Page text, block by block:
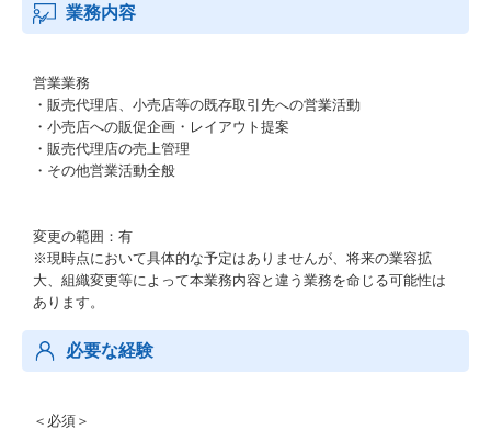
業務内容
営業業務
・販売代理店、小売店等の既存取引先への営業活動
・小売店への販促企画・レイアウト提案
・販売代理店の売上管理
・その他営業活動全般
変更の範囲：有
※現時点において具体的な予定はありませんが、将来の業容拡
大、組織変更等によって本業務内容と違う業務を命じる可能性は
あります。
必要な経験
＜必須＞